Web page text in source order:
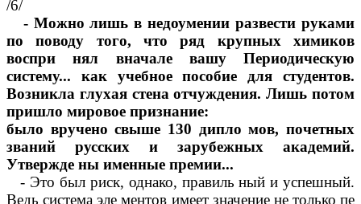
/6/
- Можно лишь в недоумении развести руками
по поводу того, что ряд крупных химиков
воспри нял вначале вашу Периодическую
систему... как учебное пособие для студентов.
Возникла глухая стена отчуждения. Лишь потом
пришло мировое признание:
было вручено свыше 130 дипло мов, почетных
званий русских и зарубежных академий.
Утвержде ны именные премии...
- Это был риск, однако, правиль ный и успешный.
Ведь система эле ментов имеет значение не только пе